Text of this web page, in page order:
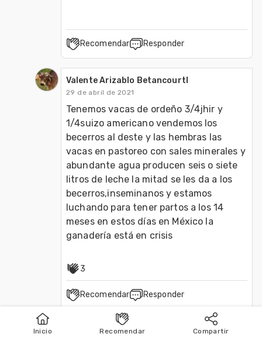
Publicar Buscar
Inicio Recomendar Compartir
Recomendar Responder
Valente Arizablo Betancourtl
29 de abril de 2021
Tenemos vacas de ordeño 3/4jhir y
1/4suizo americano vendemos los
becerros al deste y las hembras las
vacas en pastoreo con sales minerales y
abundante agua producen seis o siete
litros de leche la mitad se les da a los
becerros,inseminanos y estamos
luchando para tener partos a los 14
meses en estos días en México la
ganadería está en crisis
3
Recomendar Responder
Andres Amaya